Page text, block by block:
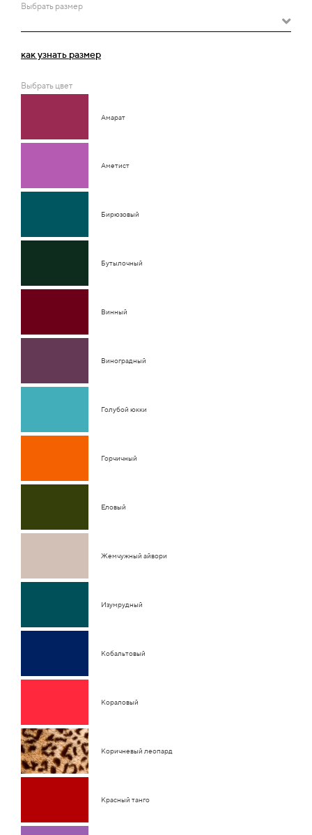
Выбрать размер
как узнать размер
Выбрать цвет
Амарат
Аметист
Бирюзовый
Бутылочный
Винный
Виноградный
Голубой юкки
Горчичный
Еловый
Жемчужный айвори
Изумрудный
Кобальтовый
Кораловый
Коричневый леопард
Красный танго